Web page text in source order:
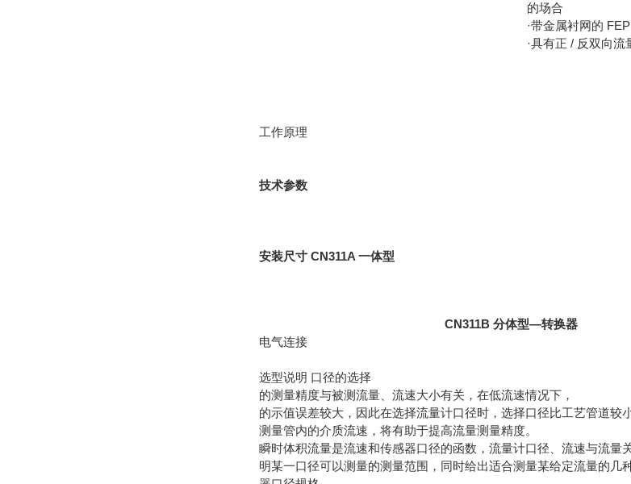
的场合
·带金属衬网的
·具有正 / 反双向流
工作原理
技术参数
安装尺寸 CN311A 一体型
CN311B 分体型—转换器
电气连接
选型说明 口径的选择
的测量精度与被测流量、流速大小有关，在低流速情况下，
的示值误差较大，因此在选择流量计口径时，选择口径比工艺管道较
测量管内的介质流速，将有助于提高流量测量精度。
瞬时体积流量是流速和传感器口径的函数，流量计口径、流速与流量
明某一口径可以测量的测量范围，同时给出适合测量某给定流量的几